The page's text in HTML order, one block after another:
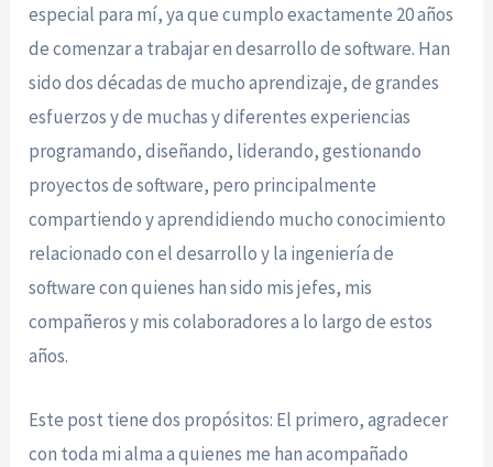
especial para mí, ya que cumplo exactamente 20 años
de comenzar a trabajar en desarrollo de software. Han
sido dos décadas de mucho aprendizaje, de grandes
esfuerzos y de muchas y diferentes experiencias
programando, diseñando, liderando, gestionando
proyectos de software, pero principalmente
compartiendo y aprendidiendo mucho conocimiento
relacionado con el desarrollo y la ingeniería de
software con quienes han sido mis jefes, mis
compañeros y mis colaboradores a lo largo de estos
años.
Este post tiene dos propósitos: El primero, agradecer
con toda mi alma a quienes me han acompañado